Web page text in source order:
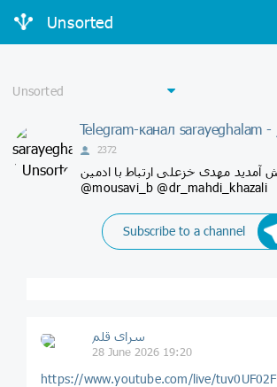
Unsorted
2372
مهدی خزعلی ارتباط با ادمین
@mousavi_b @dr_mahdi_khazali
Subscribe to a channel
سرای قلم
28 June 2026 19:20
https://www.youtube.com/live/